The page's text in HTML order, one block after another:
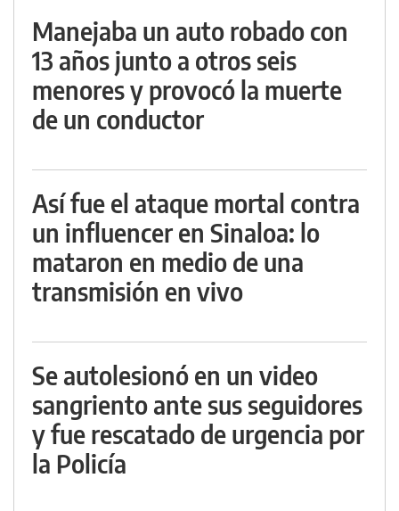
Manejaba un auto robado con
13 años junto a otros seis
menores y provocó la muerte
de un conductor
Así fue el ataque mortal contra
un influencer en Sinaloa: lo
mataron en medio de una
transmisión en vivo
Se autolesionó en un video
sangriento ante sus seguidores
y fue rescatado de urgencia por
la Policía